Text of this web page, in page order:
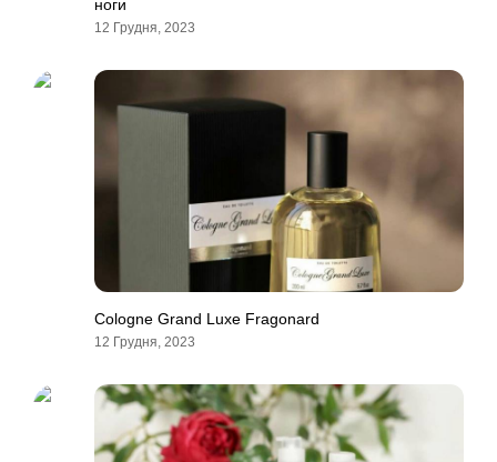
ноги
12 Грудня, 2023
Cologne Grand Luxe Fragonard
12 Грудня, 2023